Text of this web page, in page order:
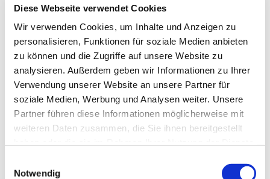
Diese Webseite verwendet Cookies
Wir verwenden Cookies, um Inhalte und Anzeigen zu
personalisieren, Funktionen für soziale Medien anbieten
zu können und die Zugriffe auf unsere Website zu
analysieren. Außerdem geben wir Informationen zu Ihrer
Verwendung unserer Website an unsere Partner für
soziale Medien, Werbung und Analysen weiter. Unsere
Partner führen diese Informationen möglicherweise mit
weiteren Daten zusammen, die Sie ihnen bereitgestellt
Notwendig
Religionszugehörigkeiten oder Behinderungen allen
Interessierten offen. Darüber hinaus ist der Jugendtreff
weder kommerziell, parteipolitisch oder ideologisch
gebunden.
Das "Wicked" bietet neben vielen Spielmöglichkeiten
(Playstation, Kicker, Dart, Billard, Tischtennis,
Gesellschaftsspiele) bei Bedarf auch
Hausaufgabenhilfe an. Ferner steht uns ein Beamer für
verschiedenste Nutzungsmöglichkeiten zur Verfügung.
verschiedenen Themen oder Fahrten zu